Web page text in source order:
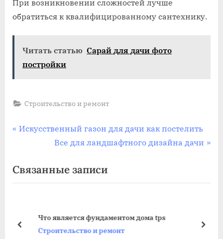
При возникновении сложностей лучше
обратиться к квалифицированному сантехнику.
Читать статью Сарай для дачи фото
постройки
Строительство и ремонт
Навигация
записям
П
д
ы
щ
Искусственный газон для дачи как постелить
С
е
д
Все для ландшафтного дизайна дачи
Связанные записи
Что является фундаментом дома tps
Строительство и ремонт
пред